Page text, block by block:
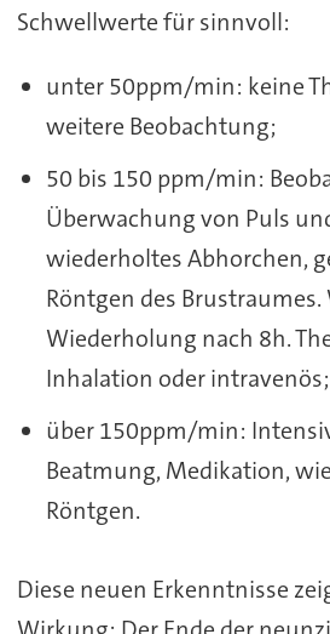
Schwellwerte für sinnvoll:
unter 50ppm/min: keine
weitere Beobachtung;
50 bis 150 ppm/min:
Überwachung von Puls
wiederholtes Abhorchen,
Röntgen des
Wiederholung nach 8h.
Inhalation oder intravenös;
über 150ppm/min:
Beatmung, Medikation,
Röntgen.
Diese neuen Erkenntnisse